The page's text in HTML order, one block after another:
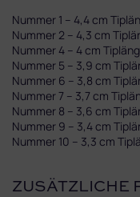
Nummer 1 – 4,4 cm
Nummer 2 – 4,3 cm
Nummer 4 – 4 cm
Nummer 5 – 3,9 cm
Nummer 6 – 3,8 cm
Nummer 7 – 3,7 cm
Nummer 8 – 3,6 cm
Nummer 9 – 3,4 cm
Nummer 10 – 3,3 cm
ZUSÄTZLICHE